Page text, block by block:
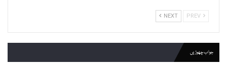
NEXT
جواب چھوڑیں